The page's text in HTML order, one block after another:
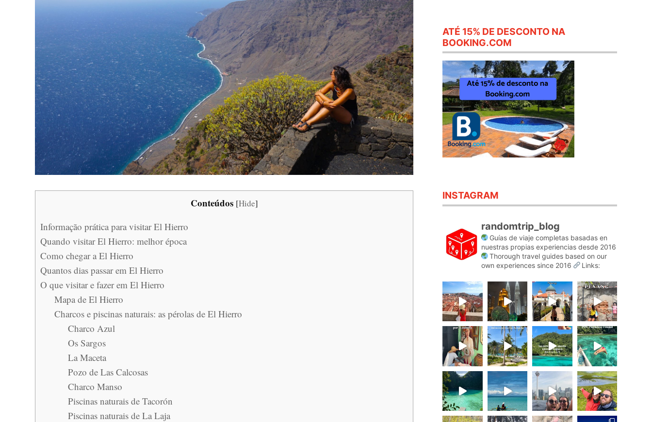
Conteúdos [Hide]
Informação prática para visitar El Hierro
Quando visitar El Hierro: melhor época
Como chegar a El Hierro
Quantos dias passar em El Hierro
O que visitar e fazer em El Hierro
Mapa de El Hierro
Charcos e piscinas naturais: as pérolas de El Hierro
Charco Azul
Os Sargos
La Maceta
Pozo de Las Calcosas
Charco Manso
Piscinas naturais de Tacorón
Piscinas naturais de La Laja
ATÉ 15% DE DESCONTO NA
BOOKING.COM
INSTAGRAM
randomtrip_blog
Guías de viaje completas basadas en
nuestras propias experiencias desde 2016
Thorough travel guides based on our
own experiences since 2016
Links: